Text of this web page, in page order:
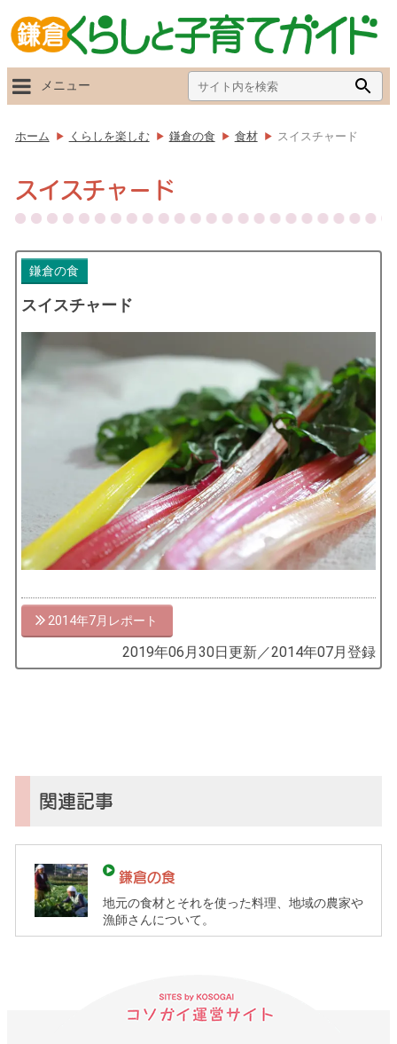
Search
for:
メニュー
ホーム くらしを楽しむ 鎌倉の食 食材 スイスチャード
スイスチャード
鎌倉の食
スイスチャード
2014年7月
2019年06月30日更新／2014年07月登録
コ
倉
て
ド）
関連記事
鎌倉の食
地元の食材とそれを使った料理、地域の農家や
漁師さんについて。